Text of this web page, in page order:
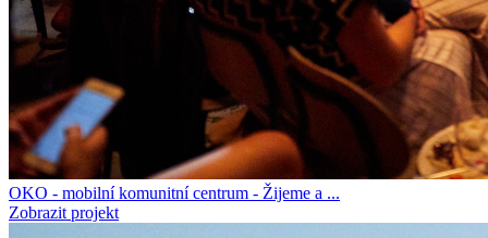
OKO - mobilní komunitní centrum - Žijeme a ...
Zobrazit projekt